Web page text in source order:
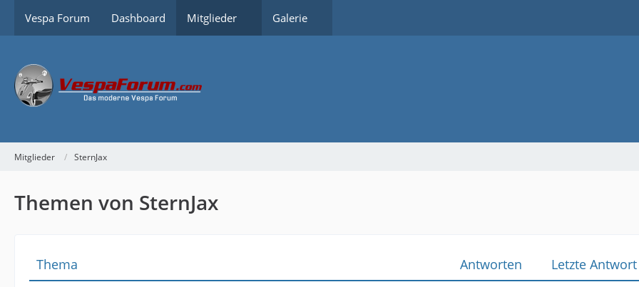
Vespa Forum Dashboard Mitglieder Galerie
Mitglieder SternJax
Themen von SternJax
Thema Antworten
Letzte Antwort